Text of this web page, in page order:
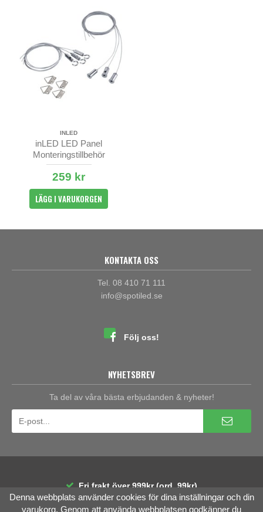
INLED
inLED LED Panel
Monteringstillbehör
259 kr
LÄGG I VARUKORGEN
KONTAKTA OSS
Tel. 08 410 71 111
info@spotiled.se
Följ oss!
NYHETSBREV
Ta del av våra bästa erbjudanden & nyheter!
Fri frakt över 999kr (ord. 99kr)
30 dagars öppet köp
Räntefri delbetalning
Denna webbplats använder cookies för dina inställningar och din
varukorg. Genom att använda webbplatsen godkänner du